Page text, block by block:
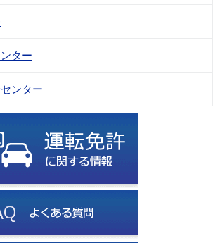
ター
ンター